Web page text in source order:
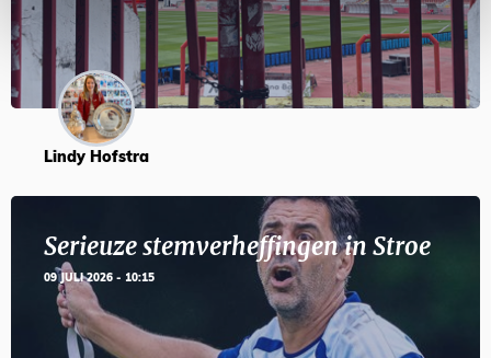
Lindy Hofstra
Serieuze stemverheffingen in Stroe
09 JULI 2026 - 10:15